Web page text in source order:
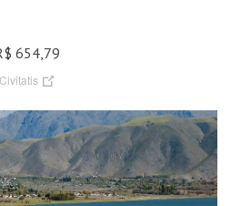
654,79
Civitatis